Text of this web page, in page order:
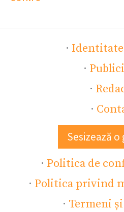
·
·
·
·
Sesizează o
· Politica de
· Politica privind
· Termeni